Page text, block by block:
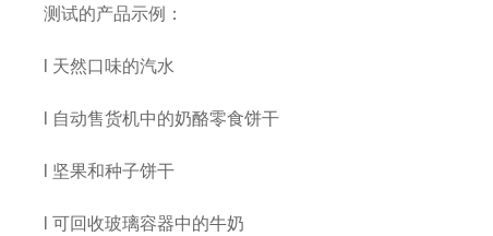
测试的产品示例：
天然口味的汽水
自动售货机中的奶酪零食饼干
坚果和种子饼干
l可回收玻璃容器中的牛奶